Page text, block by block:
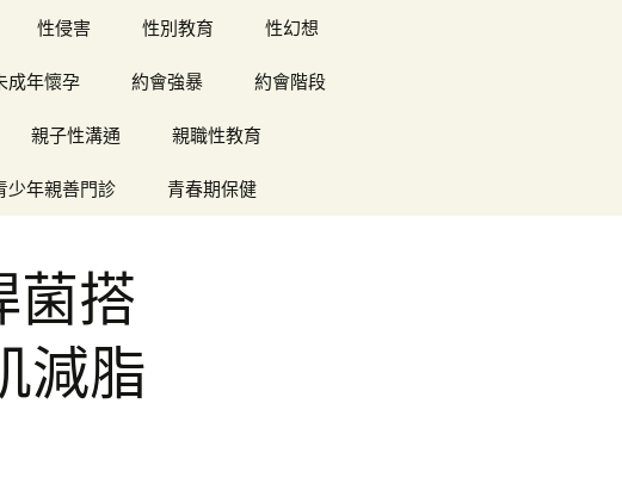
性侵害 性別教育 性幻想
成年懷孕 約會強暴 約會階段
親子性溝通 親職性教育
少年親善門診 青春期保健
菌搭
減脂